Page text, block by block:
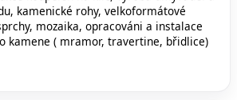
kamenické rohy, velkoformátové
mozaika, opracováni a instalace
kamene ( mramor, travertine, břidlice)